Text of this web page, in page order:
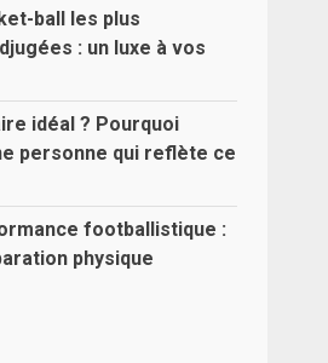
ball les plus
: un luxe à vos
idéal ? Pourquoi
personne qui reflète ce
footballistique :
physique